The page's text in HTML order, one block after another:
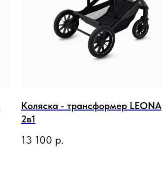
Коляска - трансформер LEONA
2в1
13 100 р.